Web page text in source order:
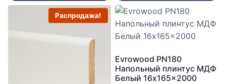
Распродажа!
Evrowood PN180
Напольный плинтус МДФ
Белый 16x165x2000